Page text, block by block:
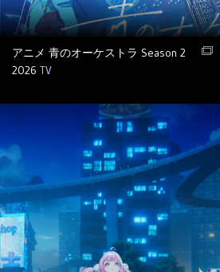
アニメ 青のオーケストラ Season 2
2026 TV